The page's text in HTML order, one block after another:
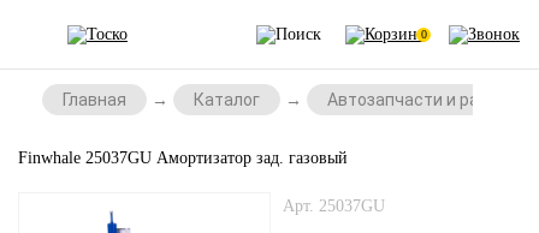
0
Главная Каталог Автозапчасти и
Finwhale 25037GU Амортизатор зад. газовый
Арт. 25037GU